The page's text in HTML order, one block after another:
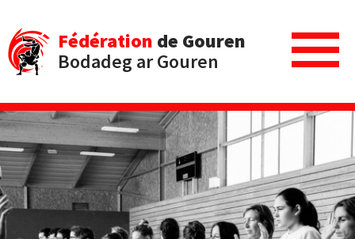
Fédération de Gouren
Bodadeg ar Gouren